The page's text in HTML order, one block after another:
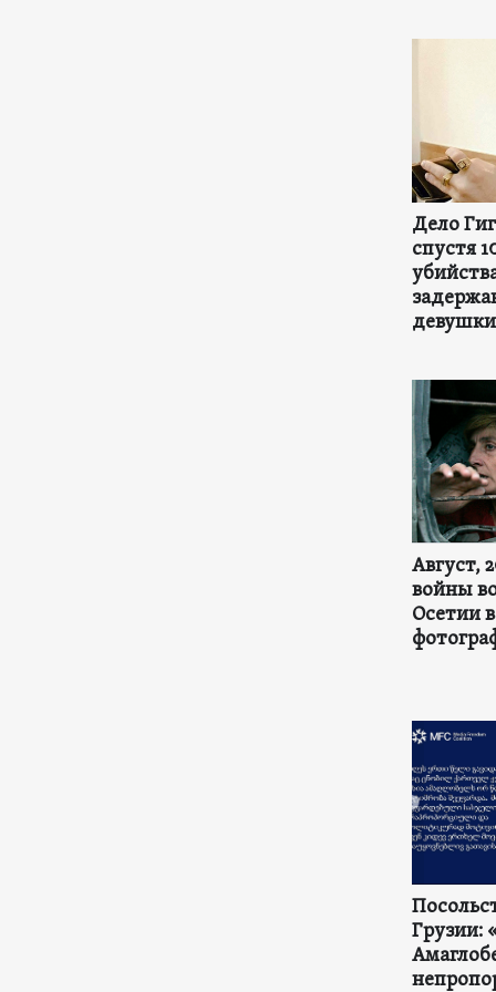
Дело
спустя
девушки
Август,
войны
Осетии
Грузии: